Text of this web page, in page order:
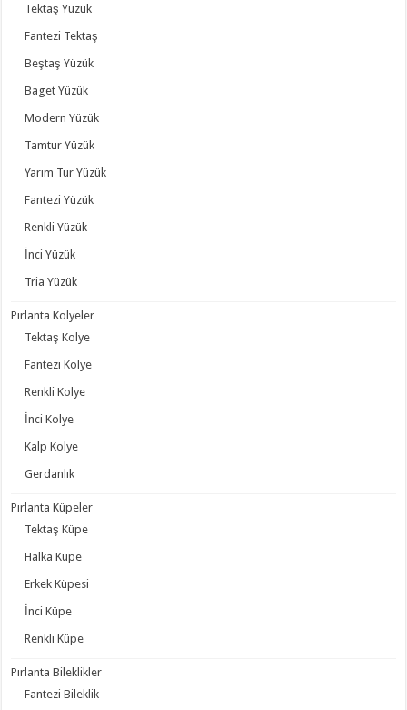
Tektaş Yüzük
Fantezi Tektaş
Beştaş Yüzük
Baget Yüzük
Modern Yüzük
Tamtur Yüzük
Yarım Tur Yüzük
Fantezi Yüzük
Renkli Yüzük
İnci Yüzük
Tria Yüzük
Pırlanta Kolyeler
Tektaş Kolye
Fantezi Kolye
Renkli Kolye
İnci Kolye
Kalp Kolye
Gerdanlık
Pırlanta Küpeler
Tektaş Küpe
Halka Küpe
Erkek Küpesi
İnci Küpe
Renkli Küpe
Pırlanta Bileklikler
Fantezi Bileklik